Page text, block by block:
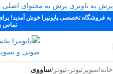
پرش به ناوبری پرش به محتوای اصلی
به فروشگاه تخصصی پایونیرا خوش آمدید! برای
تماس
خانه/سوپرتیوتر-تیوتر /ساووی